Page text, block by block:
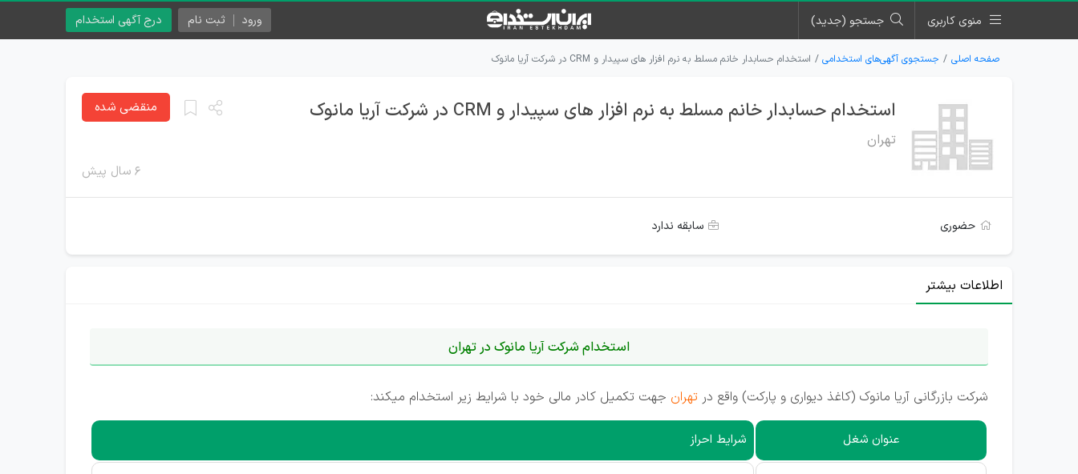
منوی کاربری جستجو (جدید) درج آگهی استخدام ورود ثبت نام
صفحه اصلی جستجوی آگهی‌های استخدامی استخدام حسابدار خانم مسلط به نرم افزار های سپیدار و CRM در شرکت آریا مانوک
استخدام حسابدار خانم مسلط به نرم افزار های سپیدار و CRM در شرکت آریا مانوک
تهران
۶ سال پیش
منقضی شده
حضوری سابقه ندارد
اطلاعات بیشتر
استخدام شرکت آریا مانوک در تهران
شرکت بازرگانی آریا مانوک (کاغذ دیواری و پارکت) واقع در تهران جهت تکمیل کادر مالی خود با شرایط زیر استخدام میکند:
عنوان شغل شرایط احراز